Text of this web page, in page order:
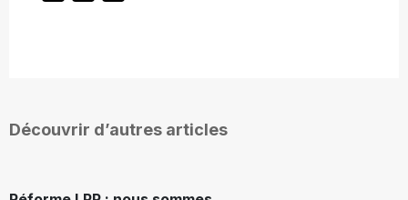
Découvrir d’autres articles